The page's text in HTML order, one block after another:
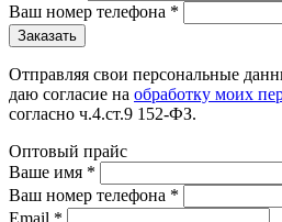
Ваш номер телефона *
Отправляя свои персональные
даю согласие на обработку моих
согласно ч.4.ст.9 152-ФЗ.
Оптовый прайс
Ваше имя *
Ваш номер телефона *
Email *